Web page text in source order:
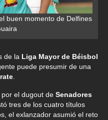
buen momento de Delfines
de la Liga Mayor de Béisbol
puede presumir de una
.
el dugout de Senadores
tres de los cuatro títulos
el exlanzador asumió el reto